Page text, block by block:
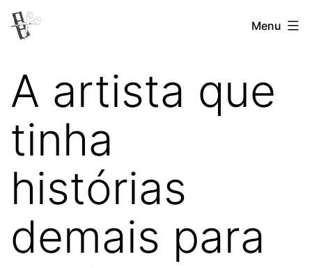
Pular
para
conteúdo
Revista
Menu
A artista que
tinha
histórias
demais para